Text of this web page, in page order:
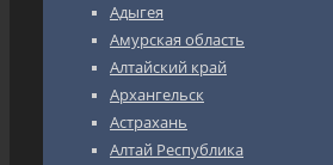
Адыгея
Амурская область
Алтайский край
Архангельск
Астрахань
Алтай Республика